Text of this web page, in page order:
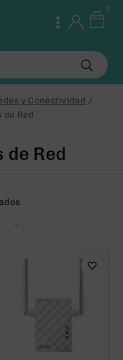
0
y Conectividad /
Red
Red